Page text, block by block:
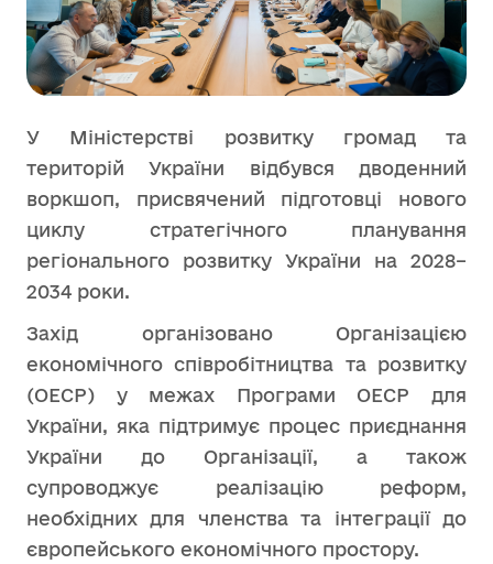
У Міністерстві розвитку громад та
територій України відбувся дводенний
воркшоп, присвячений підготовці нового
циклу стратегічного планування
регіонального розвитку України на 2028–
2034 роки.
Захід організовано Організацією
економічного співробітництва та розвитку
(ОЕСР) у межах Програми ОЕСР для
України, яка підтримує процес приєднання
України до Організації, а також
супроводжує реалізацію реформ,
необхідних для членства та інтеграції до
європейського економічного простору.